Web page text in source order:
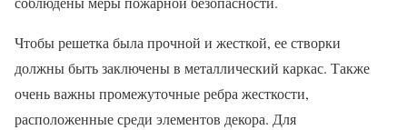
Чтобы решетка была прочной и жесткой, ее створки
должны быть заключены в металлический каркас. Также
очень важны промежуточные ребра жесткости,
расположенные среди элементов декора. Для